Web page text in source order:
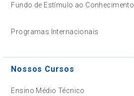
Fundo de Estímulo ao Conhecimento
Programas Internacionais
Nossos Cursos
Ensino Médio Técnico